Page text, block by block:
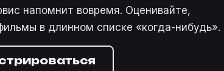
напомнит вовремя. Оценивайте,
в длинном списке «когда-нибудь».